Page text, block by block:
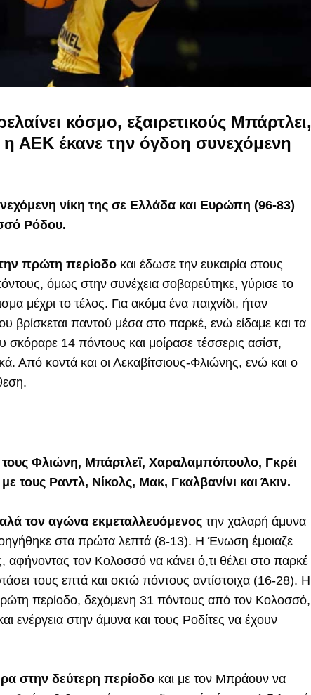
κόσμο, εξαιρετικούς Μπάρτλει,
η ΑΕΚ έκανε την όγδοη συνεχόμενη
νίκη της σε Ελλάδα και Ευρώπη (96-83)
Ρόδου.
πρώτη περίοδο και έδωσε την ευκαιρία στους
όμως στην συνέχεια σοβαρεύτηκε, γύρισε το
μέχρι το τέλος. Για ακόμα ένα παιχνίδι, ήταν
βρίσκεται παντού μέσα στο παρκέ, ενώ είδαμε και τα
14 πόντους και μοίρασε τέσσερις ασίστ,
Από κοντά και οι Λεκαβίτσιους-Φλιώνης, ενώ και ο
Φλιώνη, Μπάρτλεϊ, Χαραλαμπόπουλο, Γκρέι
τους Ραντλ, Νίκολς, Μακ, Γκαλβανίνι και Άκιν.
τον αγώνα εκμεταλλευόμενος την χαλαρή άμυνα
στα πρώτα λεπτά (8-13). Η Ένωση έμοιαζε
αφήνοντας τον Κολοσσό να κάνει ό,τι θέλει στο παρκέ
τους επτά και οκτώ πόντους αντίστοιχα (16-28). Η
περίοδο, δεχόμενη 31 πόντους από τον Κολοσσό,
ενέργεια στην άμυνα και τους Ροδίτες να έχουν
στην δεύτερη περίοδο και με τον Μπράουν να